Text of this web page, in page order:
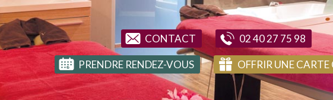
CONTACT 02 40 27 75 98
PRENDRE RENDEZ-VOUS OFFRIR UNE CARTE